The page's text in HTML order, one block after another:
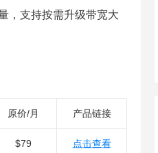
，支持按需升级带宽大
原价/月 产品链接
$79 点击查看